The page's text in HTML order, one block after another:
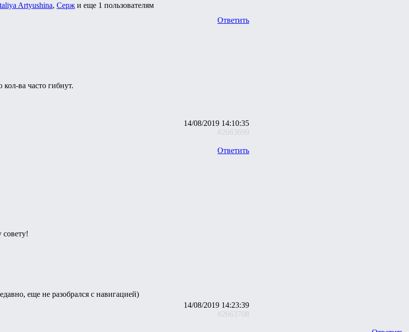
Artyushina, Cepж и еще 1 пользователям
Ответить
кол-ва часто гибнут.
14/08/2019 14:10:35
#2663699
Ответить
еще не разобрался с навигацией)
14/08/2019 14:23:39
#2663708